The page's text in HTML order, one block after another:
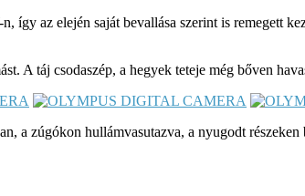
így az elején saját bevallása szerint is remegett
A táj csodaszép, a hegyek teteje még bőven
a zúgókon hullámvasutazva, a nyugodt